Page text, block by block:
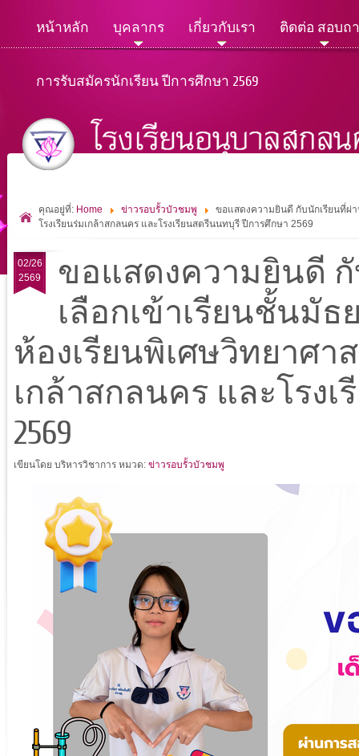
หน้าหลัก บุคลากร เกี่ยวกับเรา ติดต่อ สอบถ
การรับสมัครนักเรียน ปีการศึกษา 2569
คุณอยู่ที่: Home ข่าวรอบรั้วบัวชมพู
ขอแสดงความยินดี กับนักเรียนที่ผ่
โรงเรียนร่มเกล้าสกลนคร และโรงเรียนสตรีนนทบุรี ปีการศึกษา 2569
02/26
2569
ขอแสดงความยินดี
เลือกเข้าเรียนชั้นมัธ
ห้องเรียนพิเศษวิทยาศ
เกล้าสกลนคร และโรง
2569
เขียนโดย บริหารวิชาการ หมวด: ข่าวรอบรั้วบัวชมพู